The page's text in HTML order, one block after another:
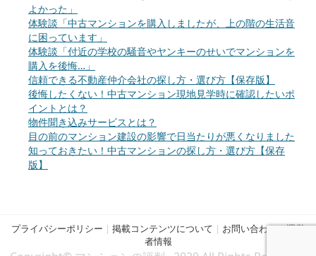
よかった」
体験談「中古マンションを購入しましたが、上の階の生活音
に困っています」
体験談「付近の学校の騒音やヤンキーのせいでマンションを
購入を後悔…」
信頼できる不動産仲介会社の探し方・選び方【保存版】
後悔したくない！中古マンション現地見学時に確認したいポ
イントとは？
物件聞き込みサービスとは？
目の前のマンション建設の影響で日当たりが悪くなりました
知っておきたい！中古マンションの探し方・選び方【保存
版】
プライバシーポリシー | 掲載コンテンツについて | お問い合わせ|運営
者情報